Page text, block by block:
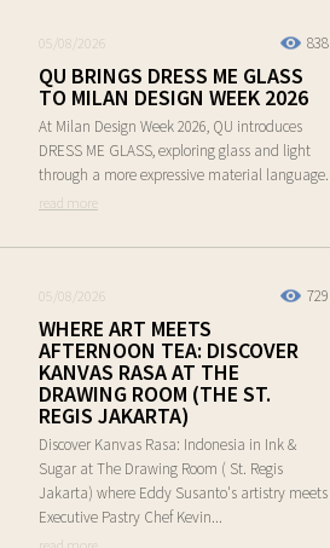
838
05/08/2026
QU BRINGS DRESS ME GLASS
TO MILAN DESIGN WEEK 2026
At Milan Design Week 2026, QU introduces
DRESS ME GLASS, exploring glass and light
through a more expressive material language.
read more
729
05/08/2026
WHERE ART MEETS
AFTERNOON TEA: DISCOVER
KANVAS RASA AT THE
DRAWING ROOM (THE ST.
REGIS JAKARTA)
Discover Kanvas Rasa: Indonesia in Ink &
Sugar at The Drawing Room ( St. Regis
Jakarta) where Eddy Susanto's artistry meets
Executive Pastry Chef Kevin...